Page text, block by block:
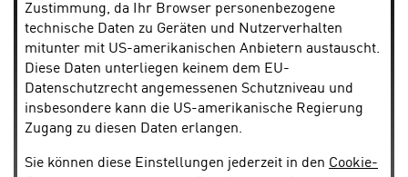
Zustimmung, da Ihr Browser personenbezogene
technische Daten zu Geräten und Nutzerverhalten
mitunter mit US-amerikanischen Anbietern austauscht.
Diese Daten unterliegen keinem dem EU-
Datenschutzrecht angemessenen Schutzniveau und
insbesondere kann die US-amerikanische Regierung
Zugang zu diesen Daten erlangen.
Sie können diese Einstellungen jederzeit in den Cookie-